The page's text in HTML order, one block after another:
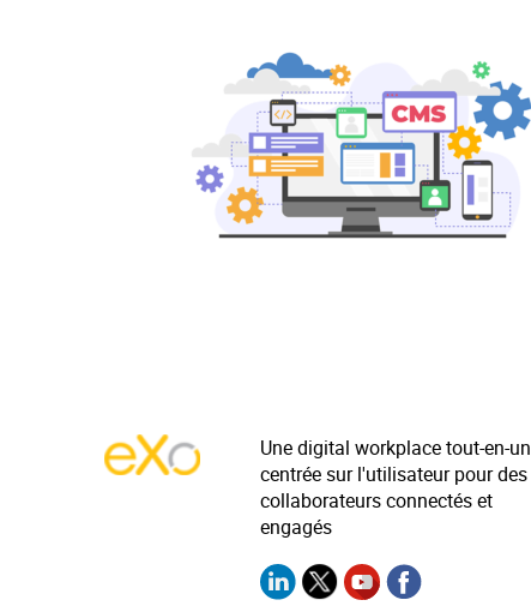
Une digital workplace tout-en-un
centrée sur l'utilisateur pour des
collaborateurs connectés et
engagés